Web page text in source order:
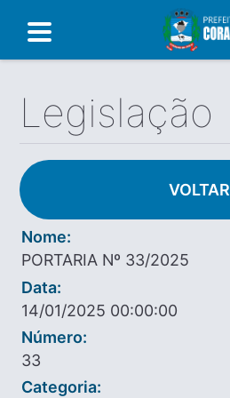
Legislação
VOLTAR
Nome:
PORTARIA Nº 33/2025
Data:
14/01/2025 00:00:00
Número:
33
Categoria: